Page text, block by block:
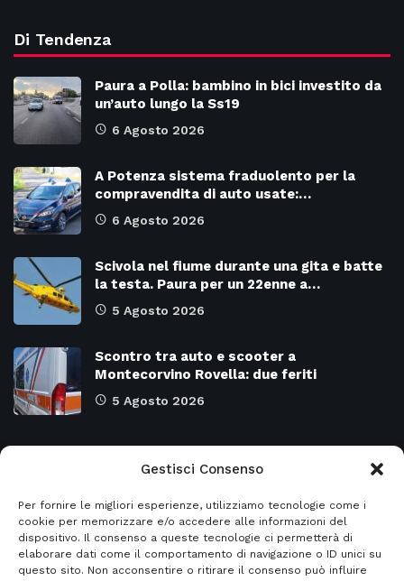
Gestisci Consenso
Per fornire le migliori esperienze, utilizziamo tecnologie come i
cookie per memorizzare e/o accedere alle informazioni del
dispositivo. Il consenso a queste tecnologie ci permetterà di
elaborare dati come il comportamento di navigazione o ID unici su
questo sito. Non acconsentire o ritirare il consenso può influire
Di Tendenza
Paura a Polla: bambino in bici investito da
un’auto lungo la Ss19
6 Agosto 2026
A Potenza sistema fraduolento per la
compravendita di auto usate:…
6 Agosto 2026
Scivola nel fiume durante una gita e batte
la testa. Paura per un 22enne a…
5 Agosto 2026
Scontro tra auto e scooter a
Montecorvino Rovella: due feriti
5 Agosto 2026
Attualità 8966
Cronaca 6472
Primo piano 5953
SALERNO e Provincia 4128
Regione CAMPANIA